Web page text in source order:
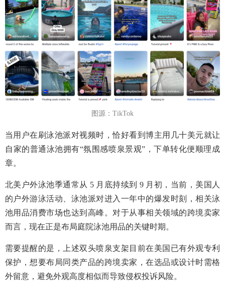
图源：TikTok
当用户在刷泳池派对视频时，恰好看到博主用几十美元就让
自家的普通泳池拥有“氛围感喷泉景观”，下单转化便顺理成
章。
北美户外泳池季通常从 5 月底持续到 9 月初，当前，美国人
的户外游泳活动、泳池派对进入一年中的爆发时刻，相关泳
池用品消费市场也达到高峰。对于从事相关领域的跨境卖家
而言，现在正是布局庭院泳池用品的关键时期。
需要提醒的是，上述双头喷泉支架目前在美国已有外观专利
保护，想要布局同类产品的跨境卖家，在选品或设计时需格
外留意，避免外观高度相似而导致侵权投诉风险。